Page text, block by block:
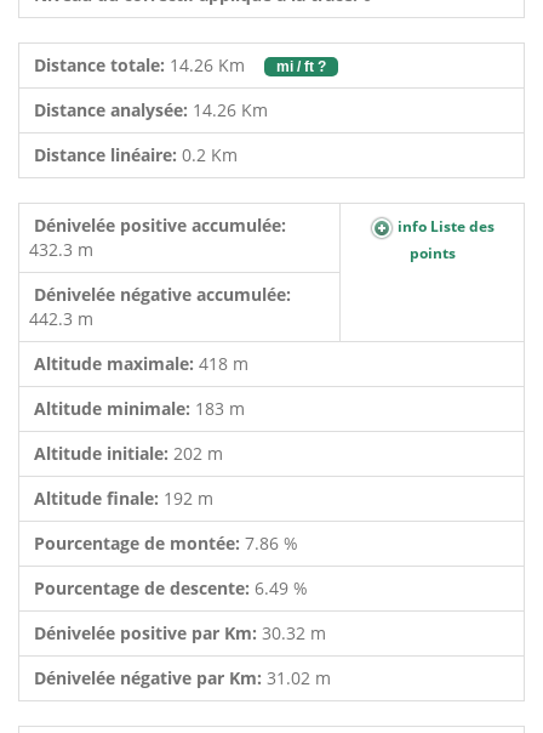
Distance totale: 14.26 Km mi / ft ?
Distance analysée: 14.26 Km
Distance linéaire: 0.2 Km
Dénivelée positive accumulée:
432.3 m
info Liste des
points
Dénivelée négative accumulée:
442.3 m
Altitude maximale: 418 m
Altitude minimale: 183 m
Altitude initiale: 202 m
Altitude finale: 192 m
Pourcentage de montée: 7.86 %
Pourcentage de descente: 6.49 %
Dénivelée positive par Km: 30.32 m
Dénivelée négative par Km: 31.02 m